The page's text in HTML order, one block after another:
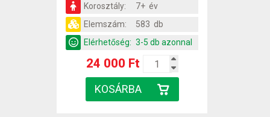
Korosztály:
7+ év
Elemszám:
583 db
Elérhetőség: 3-5 db azonnal
24 000 Ft